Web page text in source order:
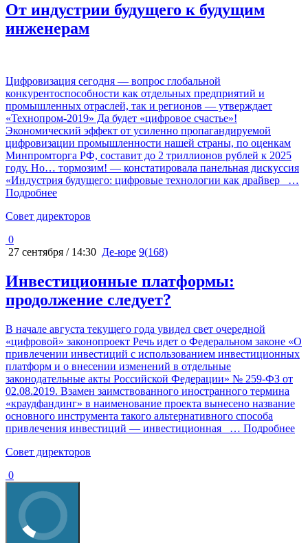
От индустрии будущего к будущим
инженерам
Цифровизация сегодня — вопрос глобальной
конкурентоспособности как отдельных предприятий и
промышленных отраслей, так и регионов — утверждает
«Технопром-2019» Да будет «цифровое счастье»!
Экономический эффект от усиленно пропагандируемой
цифровизации промышленности нашей страны, по оценкам
Минпромторга РФ, составит до 2 триллионов рублей к 2025
году. Но… тормозим! — констатировала панельная дискуссия
«Индустрия будущего: цифровые технологии как драйвер
…
Подробнее
Cовет директоров
0
27 сентября / 14:30 Де-юре 9(168)
Инвестиционные платформы:
продолжение следует?
В начале августа текущего года увидел свет очередной
«цифровой» законопроект Речь идет о Федеральном законе «О
привлечении инвестиций с использованием инвестиционных
платформ и о внесении изменений в отдельные
законодательные акты Российской Федерации» № 259-ФЗ от
02.08.2019. Взамен заимствованного иностранного термина
«краудфандинг» в наименование проекта вынесено название
основного инструмента такого альтернативного способа
привлечения инвестиций — инвестиционная
… Подробнее
Cовет директоров
0